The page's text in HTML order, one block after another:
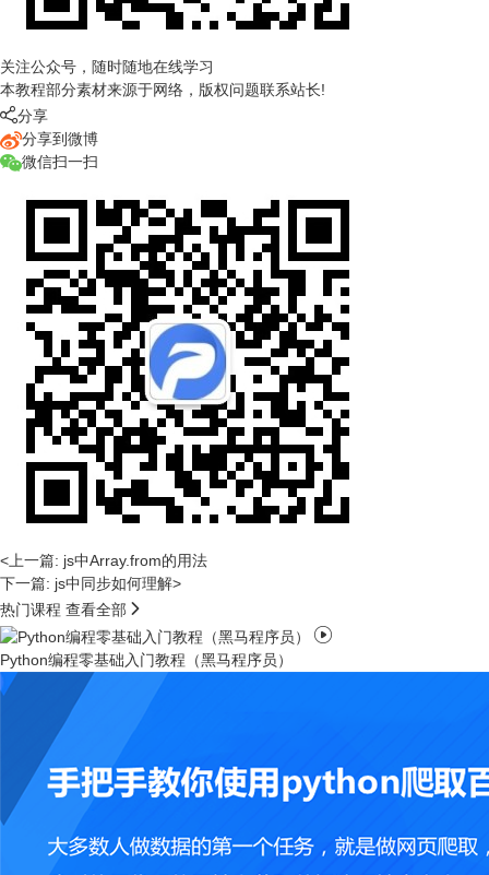
关注公众号，随时随地在线学习
本教程部分素材来源于网络，版权问题联系站长!
分享
分享到微博
微信扫一扫
<上一篇: js中Array.from的用法
下一篇: js中同步如何理解>
热门课程 查看全部 

Python编程零基础入门教程（黑马程序员）